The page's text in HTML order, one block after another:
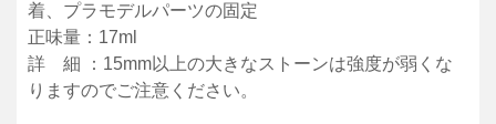
着、プラモデルパーツの固定
正味量：17ml
詳 細 ：15mm以上の大きなストーンは強度が弱くな
りますのでご注意ください。